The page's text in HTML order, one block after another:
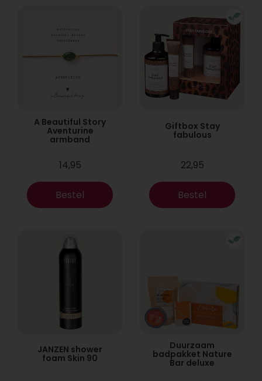
A Beautiful Story
Aventurine
armband
14,95
Bestel
Giftbox Stay
fabulous
22,95
Bestel
JANZEN shower
foam Skin 90
Duurzaam
badpakket Nature
Bar deluxe